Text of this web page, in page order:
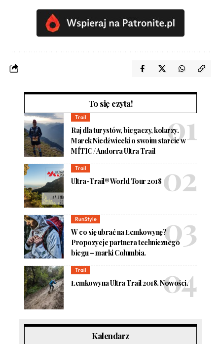
To się czyta!
Trail
Raj dla turystów, biegaczy, kolarzy.
Marek Niedźwiecki o swoim starcie w
MÍTIC / Andorra Ultra Trail
Trail
Ultra-Trail® World Tour 2018
RunStyle
W co się ubrać na Łemkowynę?
Propozycje partnera technicznego
biegu – marki Columbia.
Trail
Łemkowyna Ultra Trail 2018. Nowości.
Kalendarz